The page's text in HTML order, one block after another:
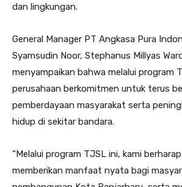
dan lingkungan.
General Manager PT Angkasa Pura
Syamsudin Noor, Stephanus Millyas
menyampaikan bahwa melalui program
perusahaan berkomitmen untuk terus
pemberdayaan masyarakat serta
hidup di sekitar bandara.
“Melalui program TJSL ini, kami
memberikan manfaat nyata bagi